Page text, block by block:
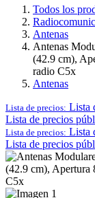
Todos los
Antenas
Antenas
(42.9 cm),
radio C5x
Antenas
Lista de precios: Lista
Lista de precios
Lista de precios: Lista
Lista de precios